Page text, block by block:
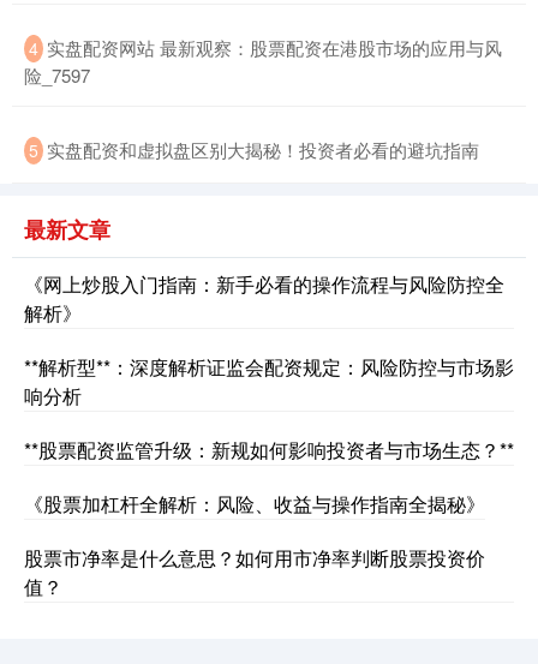
4 实盘配资网站 最新观察：股票配资在港股市场的应用与风
险_7597
5 实盘配资和虚拟盘区别大揭秘！投资者必看的避坑指南
最新文章
《网上炒股入门指南：新手必看的操作流程与风险防控全
解析》
**解析型**：深度解析证监会配资规定：风险防控与市场影
响分析
**股票配资监管升级：新规如何影响投资者与市场生态？**
《股票加杠杆全解析：风险、收益与操作指南全揭秘》
股票市净率是什么意思？如何用市净率判断股票投资价
值？